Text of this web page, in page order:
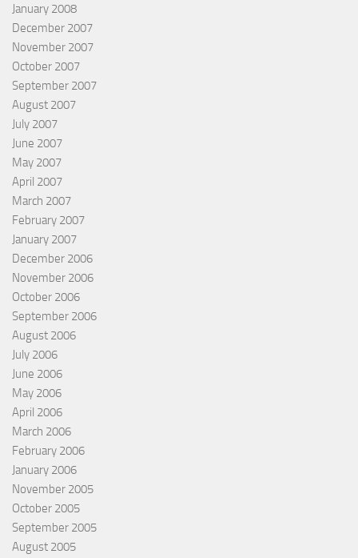
January 2008
December 2007
November 2007
October 2007
September 2007
August 2007
July 2007
June 2007
May 2007
April 2007
March 2007
February 2007
January 2007
December 2006
November 2006
October 2006
September 2006
August 2006
July 2006
June 2006
May 2006
April 2006
March 2006
February 2006
January 2006
November 2005
October 2005
September 2005
August 2005